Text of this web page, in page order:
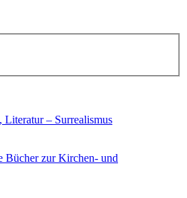
Literatur – Surrealismus
Bücher zur Kirchen- und